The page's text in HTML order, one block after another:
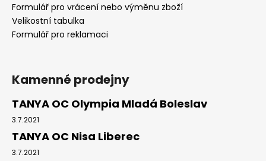
Formulář pro vrácení nebo výměnu zboží
Velikostní tabulka
Formulář pro reklamaci
Kamenné prodejny
TANYA OC Olympia Mladá Boleslav
3.7.2021
TANYA OC Nisa Liberec
3.7.2021